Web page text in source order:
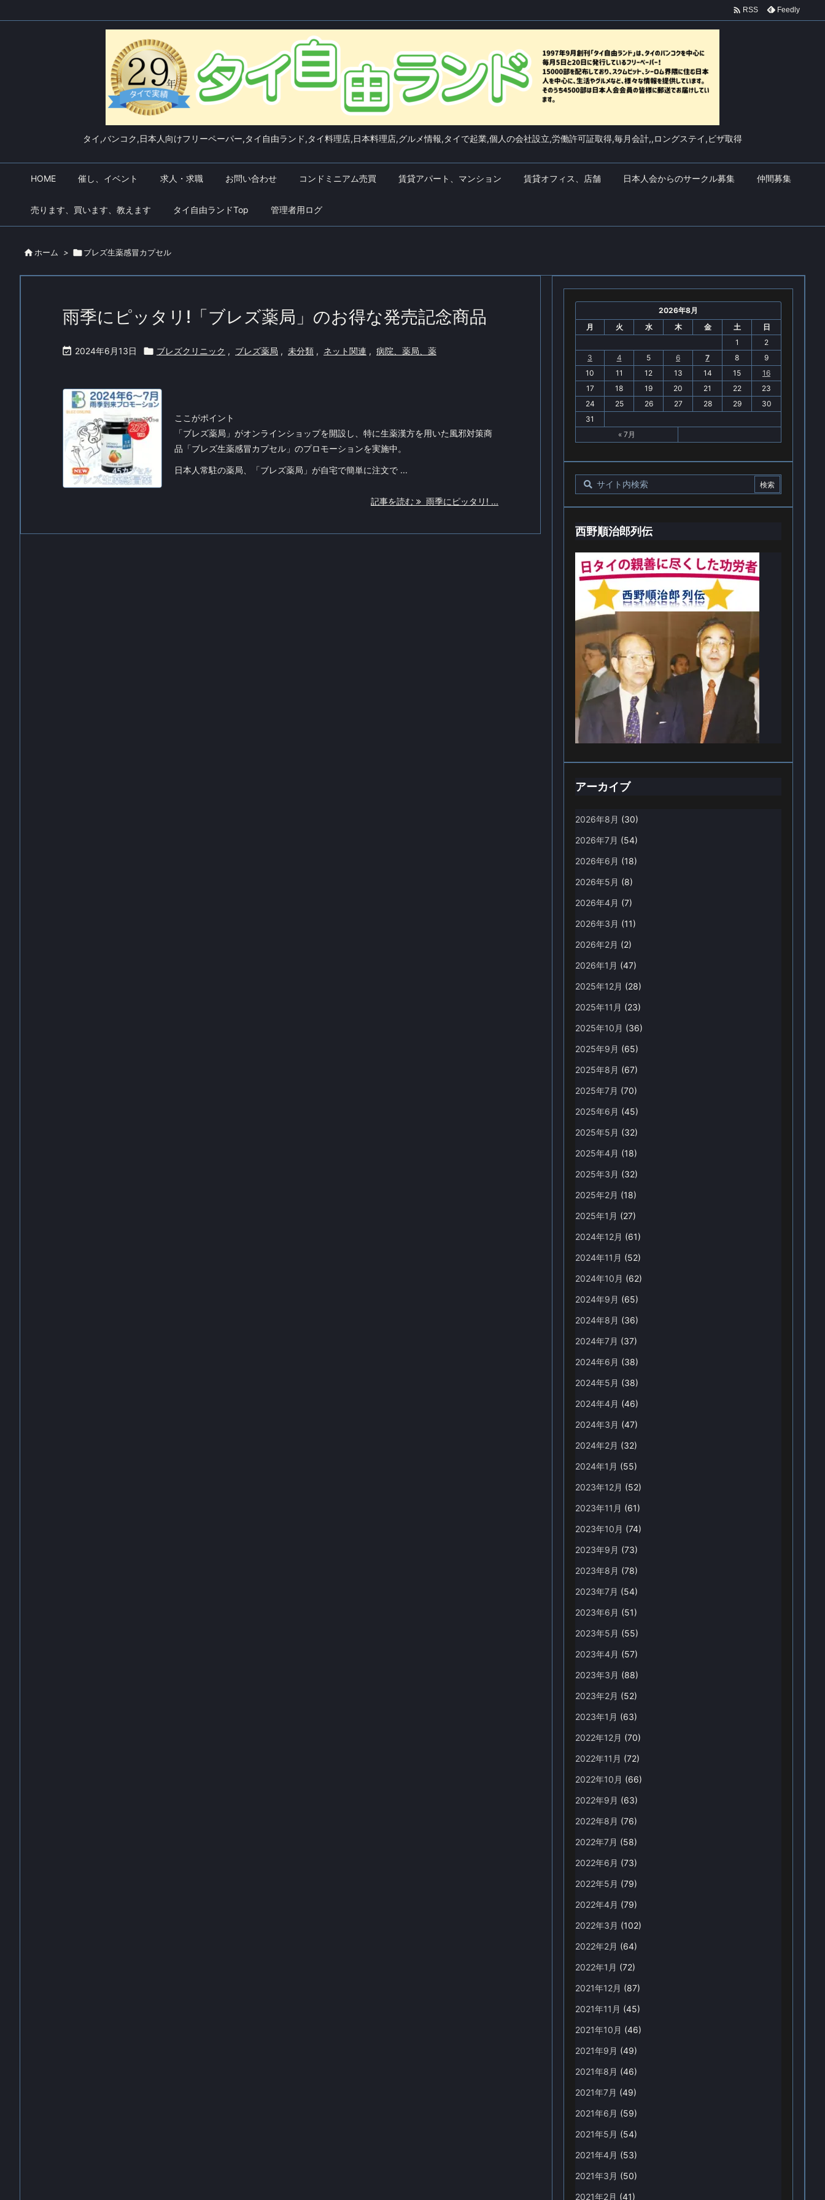
タイ,バンコク,日本人向けフリーペーパー,タイ自由ランド,タイ料理店,日本料理店,グルメ情報,タイで起業,個人の会社設立,労働許可証取得,毎月会計,,ロングステイ,ビザ取得
HOME 催し、イベント 求人・求職 お問い合わせ コンドミニアム売買 賃貸アパート、マンション 賃貸オフィス、店舗 日本人会からのサークル募集 仲間募集
売ります、買います、教えます タイ自由ランドTop 管理者用ログ
 RSS Feedly
 ホーム > ブレズ生薬感冒カプセル
雨季にピッタリ!「ブレズ薬局」のお得な発売記念商品
 2024年6月13日  ブレズクリニック , ブレズ薬局 , 未分類 , ネット関連 , 病院、薬局、薬
ここがポイント
「ブレズ薬局」がオンラインショップを開設し、特に生薬漢方を用いた風邪対策商
品「ブレズ生薬感冒カプセル」のプロモーションを実施中。
日本人常駐の薬局、「ブレズ薬局」が自宅で簡単に注文で ...
記事を読む 雨季にピッタリ! ...
2026年8月
月
火 水 木 金 土
日
1
2
3
4 5 6 7 8
9
10
11 12 13 14 15
16
17
18 19 20 21 22
23
24
25 26 27 28 29
30
31
« 7月
西野順治郎列伝
アーカイブ
2026年8月 (30)
2026年7月 (54)
2026年6月 (18)
2026年5月 (8)
2026年4月 (7)
2026年3月 (11)
2026年2月 (2)
2026年1月 (47)
2025年12月 (28)
2025年11月 (23)
2025年10月 (36)
2025年9月 (65)
2025年8月 (67)
2025年7月 (70)
2025年6月 (45)
2025年5月 (32)
2025年4月 (18)
2025年3月 (32)
2025年2月 (18)
2025年1月 (27)
2024年12月 (61)
2024年11月 (52)
2024年10月 (62)
2024年9月 (65)
2024年8月 (36)
2024年7月 (37)
2024年6月 (38)
2024年5月 (38)
2024年4月 (46)
2024年3月 (47)
2024年2月 (32)
2024年1月 (55)
2023年12月 (52)
2023年11月 (61)
2023年10月 (74)
2023年9月 (73)
2023年8月 (78)
2023年7月 (54)
2023年6月 (51)
2023年5月 (55)
2023年4月 (57)
2023年3月 (88)
2023年2月 (52)
2023年1月 (63)
2022年12月 (70)
2022年11月 (72)
2022年10月 (66)
2022年9月 (63)
2022年8月 (76)
2022年7月 (58)
2022年6月 (73)
2022年5月 (79)
2022年4月 (79)
2022年3月 (102)
2022年2月 (64)
2022年1月 (72)
2021年12月 (87)
2021年11月 (45)
2021年10月 (46)
2021年9月 (49)
2021年8月 (46)
2021年7月 (49)
2021年6月 (59)
2021年5月 (54)
2021年4月 (53)
2021年3月 (50)
2021年2月 (41)